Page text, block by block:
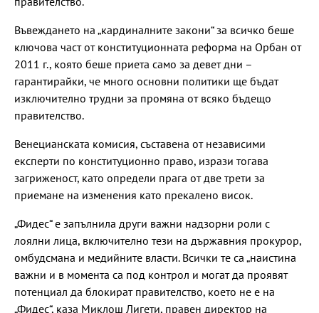
Въвеждането на „кардиналните закони“ за всичко беше
ключова част от конституционната реформа на Орбан от
2011 г., която беше приета само за девет дни –
гарантирайки, че много основни политики ще бъдат
изключително трудни за промяна от всяко бъдещо
правителство.
Венецианската комисия, съставена от независими
експерти по конституционно право, изрази тогава
загриженост, като определи прага от две трети за
приемане на изменения като прекалено висок.
„Фидес“ е запълнила други важни надзорни роли с
лоялни лица, включително тези на държавния прокурор,
омбудсмана и медийните власти. Всички те са „наистина
важни и в момента са под контрол и могат да проявят
потенциал да блокират правителство, което не е на
„Фидес“, каза Миклош Лигети, правен директор на